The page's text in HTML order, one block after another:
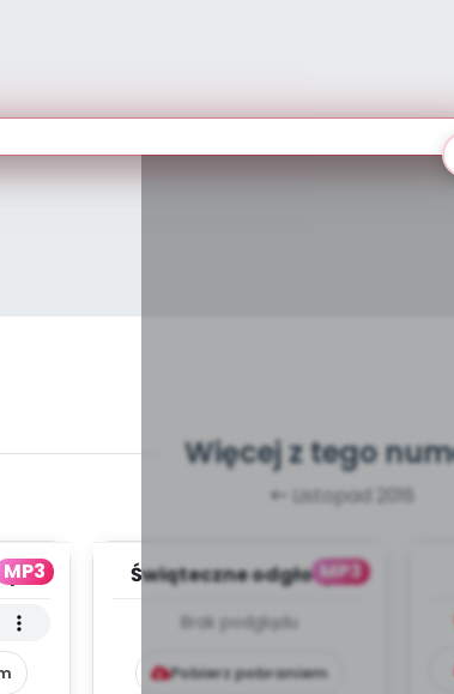
Więcej z tego
Listopad 2016
MP3 MP3
Świąteczne odgłosy -
Brak podglądu
Pobierz pobraniem